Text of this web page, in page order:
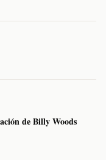
de Billy Woods